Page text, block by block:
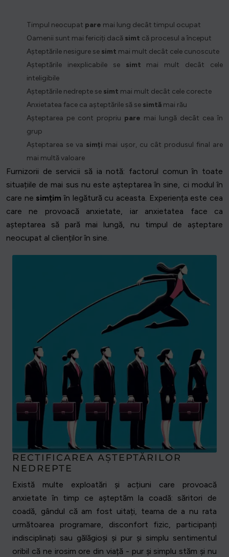
Timpul neocupat pare mai lung decât timpul ocupat
Oamenii sunt mai fericiți dacă simt că procesul a început
Așteptările nesigure se simt mai mult decât cele cunoscute
Așteptările inexplicabile se simt mai mult decât cele
inteligibile
Așteptările nedrepte se simt mai mult decât cele corecte
Anxietatea face ca așteptările să se simtă mai rău
Așteptarea pe cont propriu pare mai lungă decât cea în
grup
Așteptarea se va simți mai ușor, cu cât produsul final are
mai multă valoare
Furnizorii de servicii să ia notă: factorul comun în toate
situațiile de mai sus nu este așteptarea în sine, ci modul în
care ne simțim în legătură cu aceasta. Experiența este cea
care ne provoacă anxietate, iar anxietatea face ca
așteptarea să pară mai lungă, nu timpul de așteptare
neocupat al clienților în sine.
RECTIFICAREA AȘTEPTĂRILOR
NEDREPTE
Există multe exploatări și acțiuni care provoacă
anxietate în timp ce așteptăm la coadă: săritori de
coadă, gândul că am fost uitați, teama de a nu rata
următoarea programare, disconfort fizic, participanți
indisciplinați sau gălăgioși și pur și simplu sentimentul
oribil că ne irosim ore din viață - pur și simplu stăm și nu